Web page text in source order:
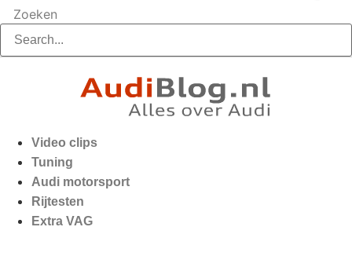
Zoeken
Video clips
Tuning
Audi motorsport
Rijtesten
Extra VAG